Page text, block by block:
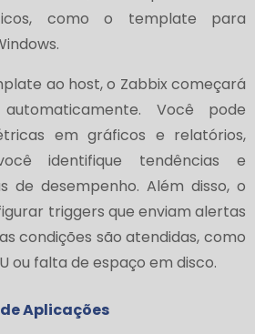
como o template para
ao host, o Zabbix começará
Você pode
em gráficos e relatórios,
identifique tendências e
de desempenho. Além disso, o
triggers que enviam alertas
condições são atendidas, como
ou falta de espaço em disco.
Aplicações